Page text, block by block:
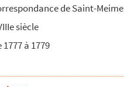
lui et M. de Créq...
du Muy.
signée.
de Saint-
siècle
1777 à 1779